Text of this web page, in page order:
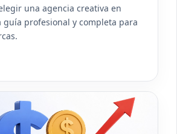
una agencia creativa en
guía profesional y completa para